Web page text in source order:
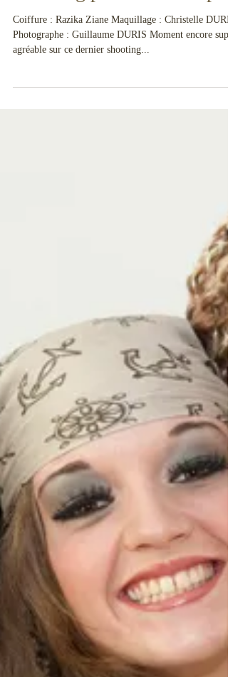
Shooting photo - Le couple
Coiffure : Razika Ziane Maquillage : Christelle